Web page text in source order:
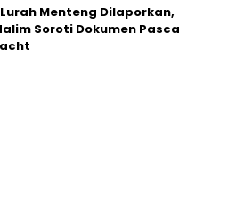
Menteng Dilaporkan,
Soroti Dokumen Pasca